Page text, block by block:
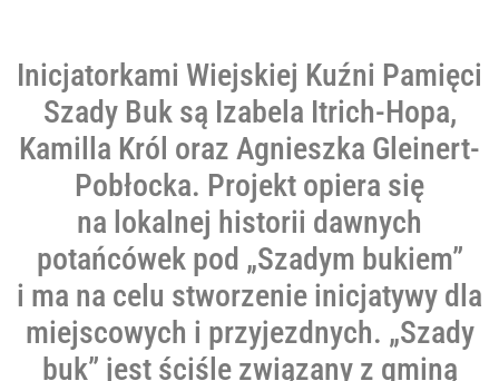
Inicjatorkami Wiejskiej Kuźni Pamięci
Szady Buk są Izabela Itrich-Hopa,
Kamilla Król oraz Agnieszka Gleinert-
Pobłocka. Projekt opiera się
na lokalnej historii dawnych
potańcówek pod „Szadym bukiem”
i ma na celu stworzenie inicjatywy dla
miejscowych i przyjezdnych. „Szady
buk” jest ściśle związany z gminą